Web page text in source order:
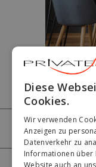
Diese
Cookies.
Wir verwenden
Anzeigen zu
Datenverkehr zu
Informationen über
Website auch an